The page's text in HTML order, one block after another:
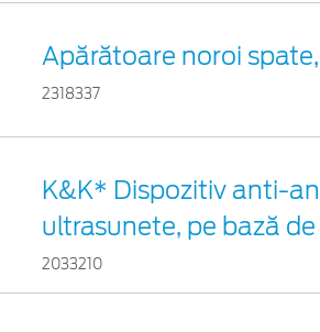
Apărătoare noroi
2318337
K&K* Dispozitiv anti-
ultrasunete, pe bază
2033210